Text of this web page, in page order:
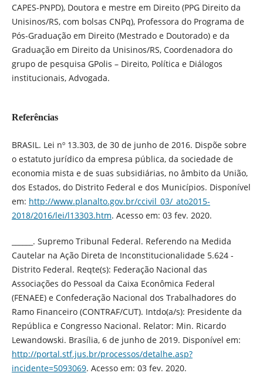
CAPES-PNPD), Doutora e mestre em Direito (PPG Direito da
Unisinos/RS, com bolsas CNPq), Professora do Programa de
Pós-Graduação em Direito (Mestrado e Doutorado) e da
Graduação em Direito da Unisinos/RS, Coordenadora do
grupo de pesquisa GPolis – Direito, Política e Diálogos
institucionais, Advogada.
Referências
BRASIL. Lei nº 13.303, de 30 de junho de 2016. Dispõe sobre
o estatuto jurídico da empresa pública, da sociedade de
economia mista e de suas subsidiárias, no âmbito da União,
dos Estados, do Distrito Federal e dos Municípios. Disponível
em: http://www.planalto.gov.br/ccivil_03/_ato2015-
2018/2016/lei/l13303.htm. Acesso em: 03 fev. 2020.
______. Supremo Tribunal Federal. Referendo na Medida
Cautelar na Ação Direta de Inconstitucionalidade 5.624 -
Distrito Federal. Reqte(s): Federação Nacional das
Associações do Pessoal da Caixa Econômica Federal
(FENAEE) e Confederação Nacional dos Trabalhadores do
Ramo Financeiro (CONTRAF/CUT). Intdo(a/s): Presidente da
República e Congresso Nacional. Relator: Min. Ricardo
Lewandowski. Brasília, 6 de junho de 2019. Disponível em:
http://portal.stf.jus.br/processos/detalhe.asp?
incidente=5093069. Acesso em: 03 fev. 2020.